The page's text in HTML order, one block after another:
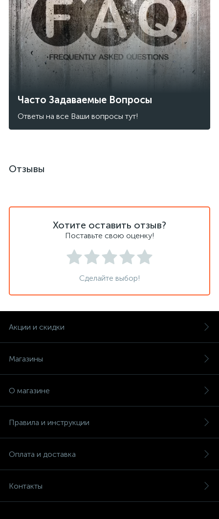
Часто Задаваемые Вопросы
Ответы на все Ваши вопросы тут!
Отзывы
Хотите оставить отзыв?
Поставьте свою оценку!
Сделайте выбор!
Акции и скидки
Магазины
О магазине
Правила и инструкции
Оплата и доставка
Контакты